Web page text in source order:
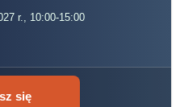
r., 10:00-15:00
się